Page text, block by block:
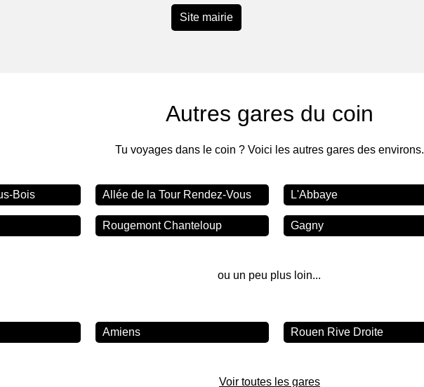
Site mairie
Autres gares du coin
Tu voyages dans le coin ? Voici les autres gares des environs.
Bois Allée de la Tour Rendez-Vous L'Abbaye
Rougemont Chanteloup Gagny
ou un peu plus loin...
Amiens Rouen Rive Droite
Voir toutes les gares